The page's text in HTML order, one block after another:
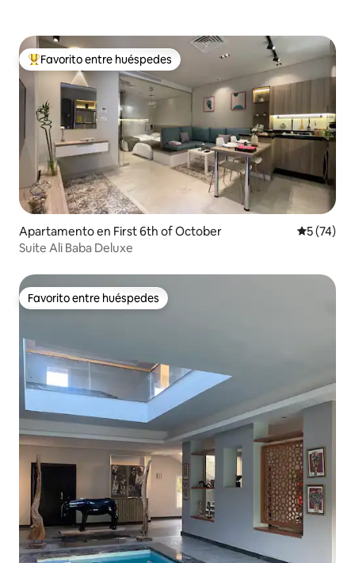
Favorito entre huéspedes preferido
Favorito entre huéspedes
Apartamento en First 6th of October
5 (74)
Suite Ali Baba Deluxe
Favorito entre huéspedes
Favorito entre huéspedes